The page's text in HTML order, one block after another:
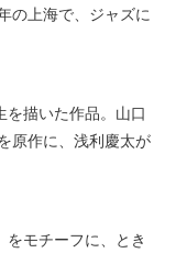
の上海で、ジャズに
を描いた作品。山口
原作に、浅利慶太が
をモチーフに、とき